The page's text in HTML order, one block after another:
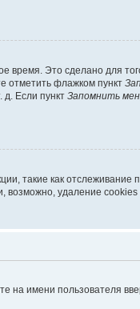
время. Это сделано для
отметить флажком пункт
Если пункт Запомнить
такие как отслеживание
возможно, удаление cookies
на имени пользователя